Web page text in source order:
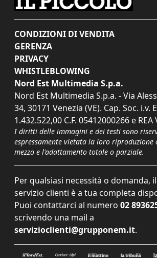
CONDIZIONI DI VENDITA
GERENZA
PRIVACY
WHISTLEBLOWING
Nord Est Multimedia S.p.a.
Nord Est Multimedia S.p.a. - Via
34, 30171 Venezia (VE). Cap. Soc. i.v.
1.432.522,00 C.F. 05412000266 e REA
I diritti delle immagini e dei testi sono
espressamente vietata la loro riproduzione
mezzo e l'adattamento totale o parziale.
Per qualsiasi necessità o domanda,
servizio clienti è a tua completa
Puoi contattarci al numero 02
scrivendo una mail a
servizioclienti@grupponem.it.